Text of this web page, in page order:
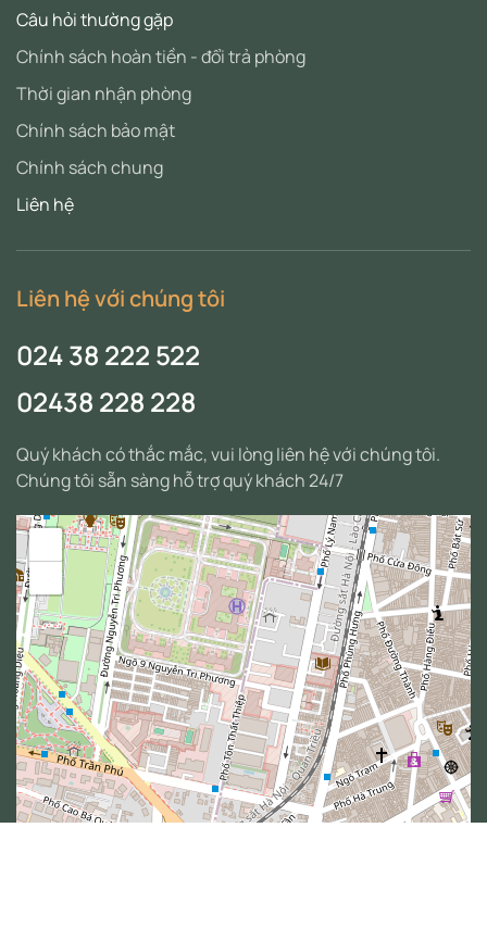
Câu hỏi thường gặp
Chính sách hoàn tiền - đổi trả phòng
Thời gian nhận phòng
Chính sách bảo mật
Chính sách chung
Liên hệ
Liên hệ với chúng tôi
024 38 222 522
02438 228 228
Quý khách có thắc mắc, vui lòng liên hệ với chúng tôi.
Chúng tôi sẵn sàng hỗ trợ quý khách 24/7